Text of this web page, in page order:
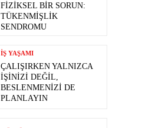
FIZIKSEL BIR SORUN:
TÜKENMIŞLIK
SENDROMU
İŞ YAŞAMI
ÇALIŞIRKEN YALNIZCA
İŞINIZI DEĞIL,
BESLENMENIZI DE
PLANLAYIN